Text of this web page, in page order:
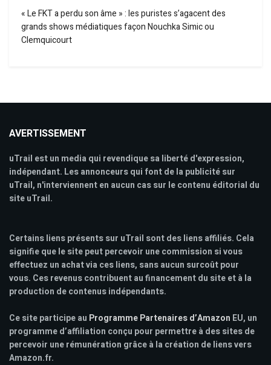
« Le FKT a perdu son âme » : les puristes s’agacent des
grands shows médiatiques façon Nouchka Simic ou
Clemquicourt
AVERTISSEMENT
uTrail est un media qui revendique sa liberté d'expression,
indépendant. Les annonceurs qui font de la publicité sur
uTrail, n'interviennent en aucun cas sur le contenu éditorial du
site uTrail.
Certains liens présents sur uTrail sont des liens affiliés. Cela
signifie que le site peut percevoir une commission si vous
effectuez un achat via ces liens, sans aucun surcoût pour
vous. Ces revenus contribuent au financement du site et à la
production de contenus indépendants.
Ce site participe au Programme Partenaires d’Amazon EU, un
programme d’affiliation conçu pour permettre à des sites de
percevoir une rémunération grâce à la création de liens vers
Amazon.fr.